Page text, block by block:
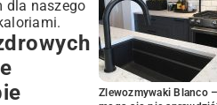
dla naszego
Zlewozmywaki Blanco